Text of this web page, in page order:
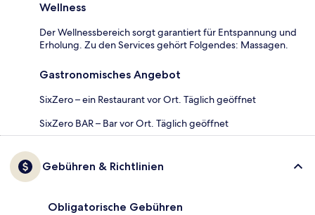
Wellness
Der Wellnessbereich sorgt garantiert für Entspannung und
Erholung. Zu den Services gehört Folgendes: Massagen.
Gastronomisches Angebot
SixZero – ein Restaurant vor Ort. Täglich geöffnet
SixZero BAR – Bar vor Ort. Täglich geöffnet
Gebühren & Richtlinien
Obligatorische Gebühren